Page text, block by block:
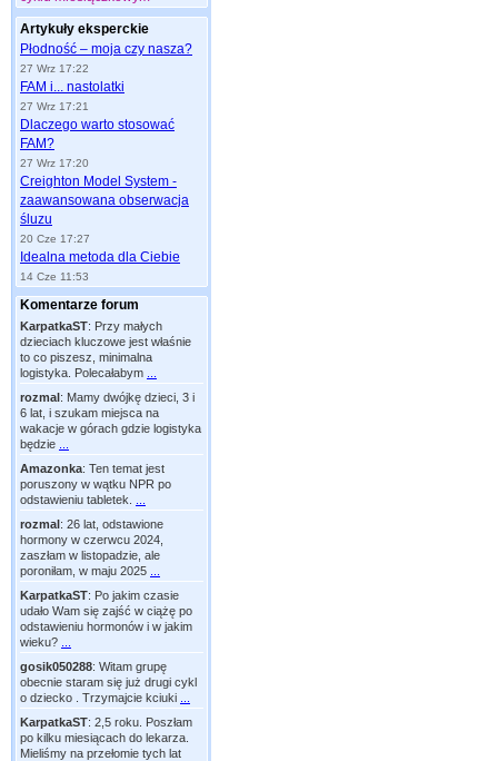
Artykuły eksperckie
Płodność – moja czy nasza?
27 Wrz 17:22
FAM i... nastolatki
27 Wrz 17:21
Dlaczego warto stosować
FAM?
27 Wrz 17:20
Creighton Model System -
zaawansowana obserwacja
śluzu
20 Cze 17:27
Idealna metoda dla Ciebie
14 Cze 11:53
Komentarze forum
KarpatkaST: Przy małych
dzieciach kluczowe jest właśnie
to co piszesz, minimalna
logistyka. Polecałabym
rozmal: Mamy dwójkę dzieci, 3 i
6 lat, i szukam miejsca na
wakacje w górach gdzie logistyka
będzie
Amazonka: Ten temat jest
poruszony w wątku NPR po
odstawieniu tabletek.
rozmal: 26 lat, odstawione
hormony w czerwcu 2024,
zaszłam w listopadzie, ale
poroniłam, w maju 2025
KarpatkaST: Po jakim czasie
udało Wam się zajść w ciążę po
odstawieniu hormonów i w jakim
wieku?
gosik050288: Witam grupę
obecnie staram się już drugi cykl
o dziecko . Trzymajcie kciuki
KarpatkaST: 2,5 roku. Poszłam
po kilku miesiącach do lekarza.
Mieliśmy na przełomie tych lat